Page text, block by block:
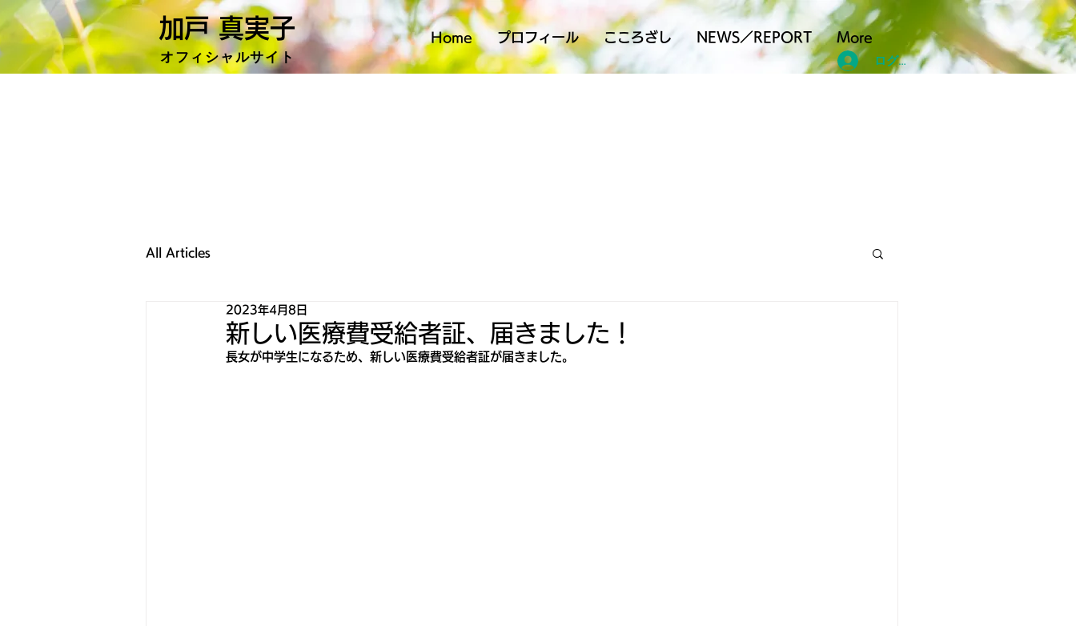
加戸 真実子
​オフィシャルサイト
Home プロフィール こころざし NEWS／REPORT More
ログイン
All Articles
新しい医療費受給者証、届きました！
2023年4月8日
長女が中学生になるため、新しい医療費受給者証が届きました。